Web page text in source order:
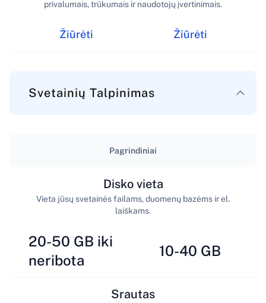
Žiūrėti
privalumais, trūkumais ir naudotojų įvertinimais.
Žiūrėti
Svetainių Talpinimas
Pagrindiniai
20-50 GB iki
neribota
Disko vieta
Vieta jūsų svetainės failams, duomenų bazėms ir el.
laiškams.
10-40 GB
Srautas